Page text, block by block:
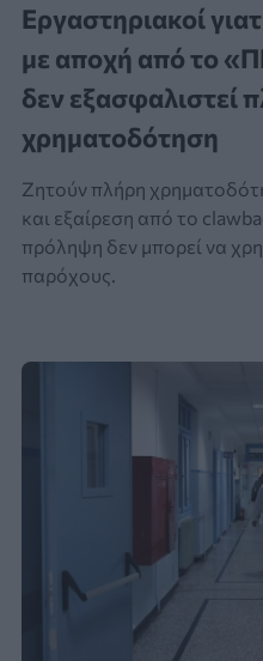
Εργαστηριακοί
με αποχή από το
δεν εξασφαλιστεί
χρηματοδότηση
Ζητούν πλήρη
και εξαίρεση από το
πρόληψη δεν μπορεί να
παρόχους.